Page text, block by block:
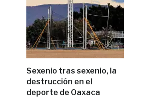
Sexenio tras sexenio, la
destrucción en el
deporte de Oaxaca